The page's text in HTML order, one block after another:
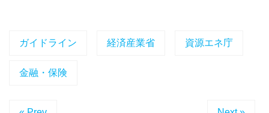
ガイドライン 経済産業省 資源エネ庁
金融・保険